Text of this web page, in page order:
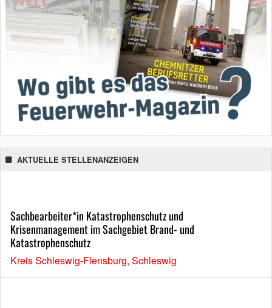
AKTUELLE STELLENANZEIGEN
Sachbearbeiter*in Katastrophenschutz und
Krisenmanagement im Sachgebiet Brand- und
Katastrophenschutz
Kreis Schleswig-Flensburg, Schleswig